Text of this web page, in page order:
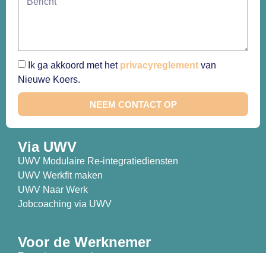
Ik ga akkoord met het privacyreglement van
Nieuwe Koers.
NEEM CONTACT OP
Via UWV
UWV Modulaire Re-integratiediensten
UWV Werkfit maken
UWV Naar Werk
Jobcoaching via UWV
Voor de Werknemer